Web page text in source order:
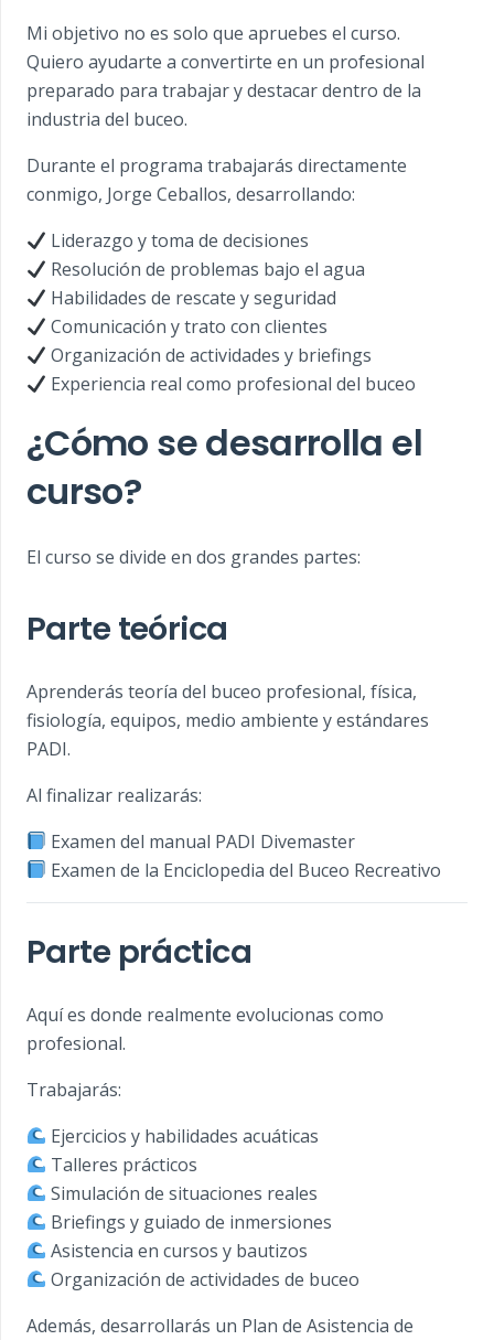
Mi objetivo no es solo que apruebes el curso.
Quiero ayudarte a convertirte en un profesional
preparado para trabajar y destacar dentro de la
industria del buceo.
Durante el programa trabajarás directamente
conmigo, Jorge Ceballos, desarrollando:
Liderazgo y toma de decisiones
Resolución de problemas bajo el agua
Habilidades de rescate y seguridad
Comunicación y trato con clientes
Organización de actividades y briefings
Experiencia real como profesional del buceo
¿Cómo se desarrolla el
curso?
El curso se divide en dos grandes partes:
Parte teórica
Aprenderás teoría del buceo profesional, física,
fisiología, equipos, medio ambiente y estándares
PADI.
Al finalizar realizarás:
Examen del manual PADI Divemaster
Examen de la Enciclopedia del Buceo Recreativo
Parte práctica
Aquí es donde realmente evolucionas como
profesional.
Trabajarás:
Ejercicios y habilidades acuáticas
Talleres prácticos
Simulación de situaciones reales
Briefings y guiado de inmersiones
Asistencia en cursos y bautizos
Organización de actividades de buceo
Además, desarrollarás un Plan de Asistencia de